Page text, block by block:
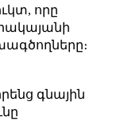
որը
գնային